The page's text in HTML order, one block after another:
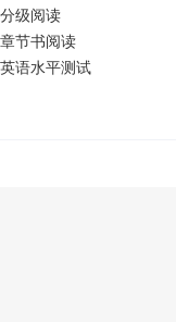
分级阅读
章节书阅读
英语水平测试